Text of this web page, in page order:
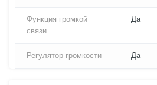
Функция громкой
связи
Да
Регулятор громкости Да